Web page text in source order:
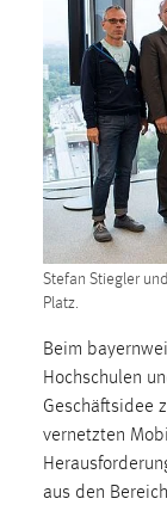
Stefan Stiegler
Platz.
Beim
Hochschulen
Geschäftsidee
vernetzten
aus den
Dieser
Optionen
Cookie
1 Jahr
Name:
Name:
site-